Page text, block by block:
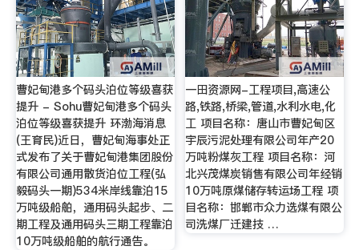
曹妃甸港多个码头泊位等级喜获
提升 - Sohu曹妃甸港多个码头
泊位等级喜获提升 环渤海消息
(王育民)近日，曹妃甸海事处正
式发布了关于曹妃甸港集团股份
有限公司通用散货泊位工程(弘
毅码头一期)534米岸线靠泊15
万吨级船舶，通用码头起步、二
期工程及通用码头三期工程靠泊
10万吨级船舶的航行通告。
一田资源网-工程项目,高速公
路,铁路,桥梁,管道,水利水电,化
工 项目名称：唐山市曹妃甸区
宇辰污泥处理有限公司年产20
万吨粉煤灰工程 项目名称：河
北兴茂煤炭销售有限公司年经销
10万吨原煤储存转运场工程 项
目名称：邯郸市众力选煤有限公
司洗煤厂迁建技 …